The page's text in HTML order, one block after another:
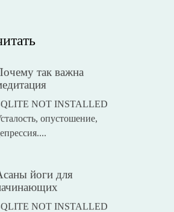
так важна
NOT INSTALLED
опустошение,
йоги для
NOT INSTALLED